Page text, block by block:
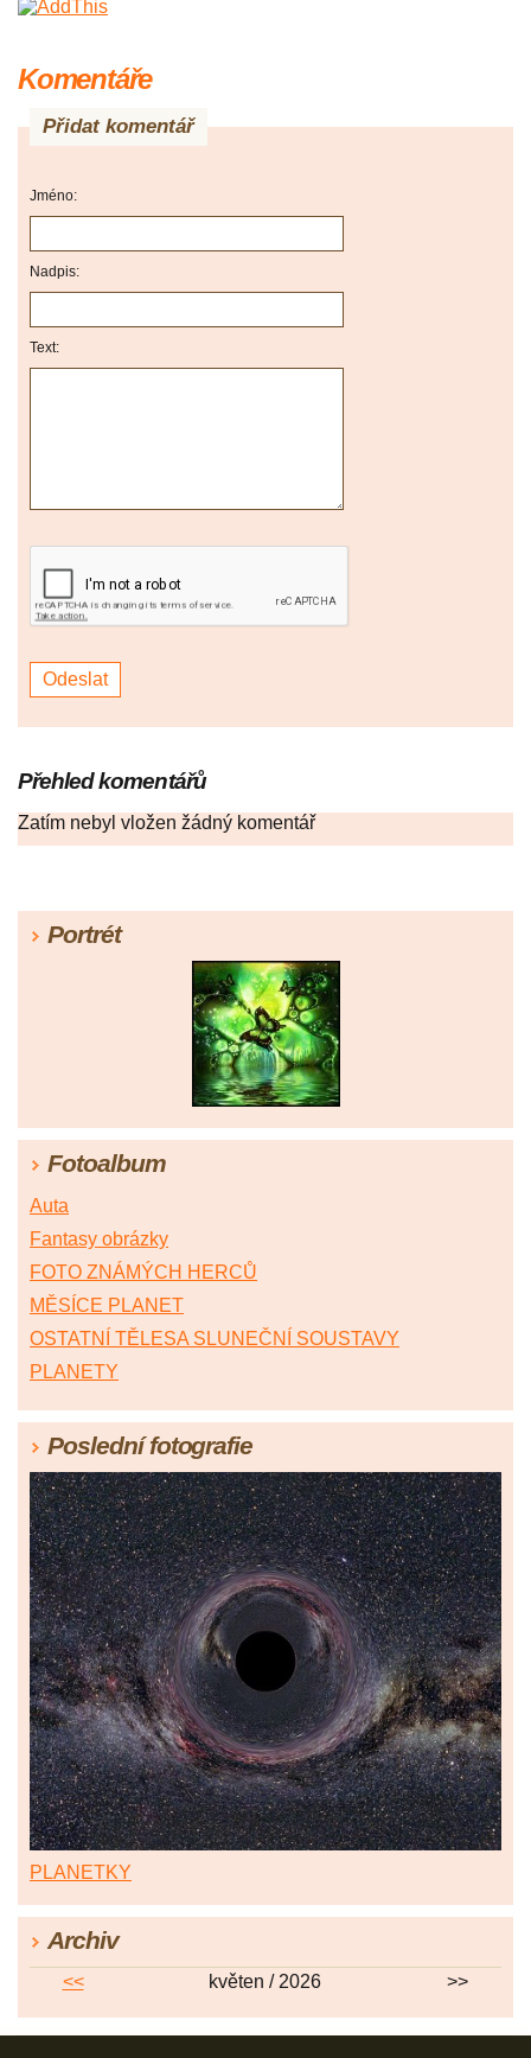
Komentáře
Přidat komentář
Jméno:
Nadpis:
Text:
Přehled komentářů
Zatím nebyl vložen žádný komentář
Portrét
Fotoalbum
Auta
Fantasy obrázky
FOTO ZNÁMÝCH HERCŮ
MĚSÍCE PLANET
OSTATNÍ TĚLESA SLUNEČNÍ SOUSTAVY
PLANETY
Poslední fotografie
PLANETKY
Archiv
<< květen / 2026 >>